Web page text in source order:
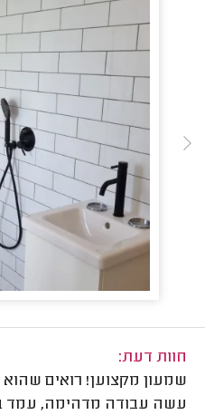
חוות דעת:
שמעון מקצוען! רואים
עשה עבודה מדהימה, עמד